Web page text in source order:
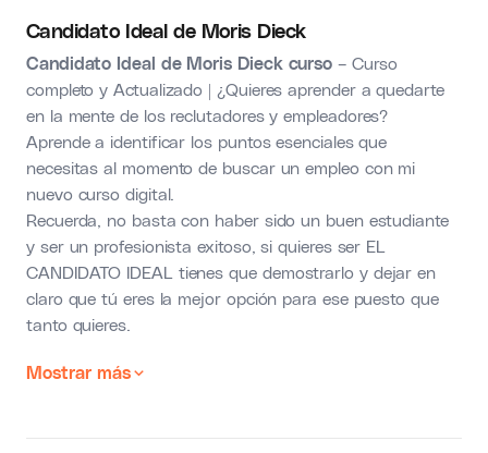
Candidato Ideal de Moris Dieck
Candidato Ideal de Moris Dieck curso – Curso
completo y Actualizado | ¿Quieres aprender a quedarte
en la mente de los reclutadores y empleadores?
Aprende a identificar los puntos esenciales que
necesitas al momento de buscar un empleo con mi
nuevo curso digital.
Recuerda, no basta con haber sido un buen estudiante
y ser un profesionista exitoso, si quieres ser EL
CANDIDATO IDEAL tienes que demostrarlo y dejar en
claro que tú eres la mejor opción para ese puesto que
tanto quieres.
Mostrar más